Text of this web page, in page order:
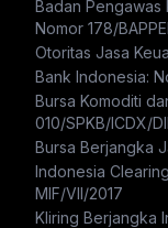
Badan Pengawas
Nomor 178/
Otoritas Jasa
Bank Indonesia:
Bursa Komoditi
010/SPKB/ICDX/
Bursa Berjangka
Indonesia
MIF/VII/2017
Kliring Berjangka